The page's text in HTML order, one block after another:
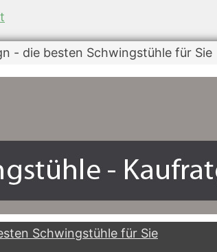
- die besten Schwingstühle für Sie
Schwingstühle für Sie